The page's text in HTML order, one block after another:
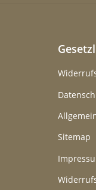
Sitemap